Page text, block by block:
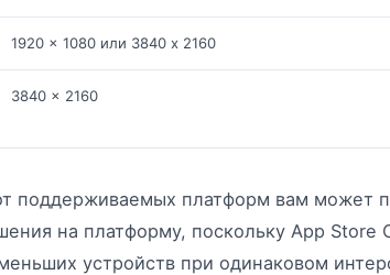
1920 x 1080 или 3840 x 2160
3840 x 2160
поддерживаемых платформ вам может
на платформу, поскольку App
устройств при одинаковом